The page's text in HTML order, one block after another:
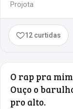
Projota
12 curtidas
O rap pra
Ouço o
pro alto.